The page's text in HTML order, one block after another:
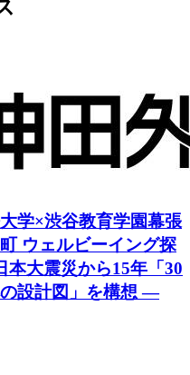
学×渋谷教育学園幕張
ウェルビーイング探
大震災から15年「30
設計図」を構想 ―